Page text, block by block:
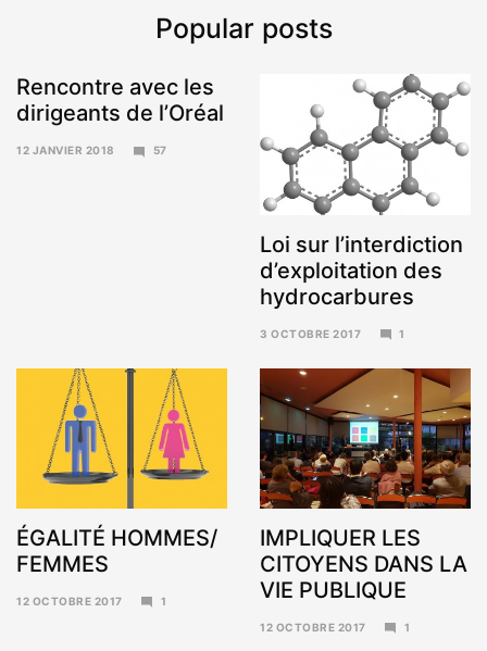
Popular posts
Rencontre avec les
dirigeants de l’Oréal
12 JANVIER 2018
57
Loi sur l’interdiction
d’exploitation des
hydrocarbures
3 OCTOBRE 2017
2017
1
ÉGALITÉ HOMMES/
FEMMES
12 OCTOBRE 2017
1
IMPLIQUER LES
CITOYENS DANS LA
VIE PUBLIQUE
12 OCTOBRE 2017
1